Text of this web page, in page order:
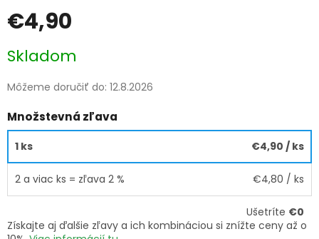
€4,90
cena:
Skladom
Môžeme doručiť do: 12.8.2026
Množstevná zľava
1 ks €4,90 / ks
2 a viac ks = zľava 2 % €4,80 / ks
Ušetríte €0
Získajte aj ďalšie zľavy a ich kombináciou si znížte ceny až o